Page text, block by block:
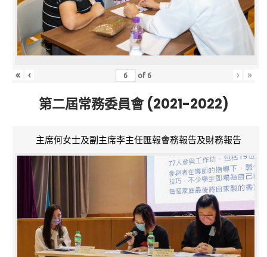
« ‹ of 6 › »
第二屆常務委員會 (2021-2022)
主席何女士及副主席李主任匯報會務報告及財務報告